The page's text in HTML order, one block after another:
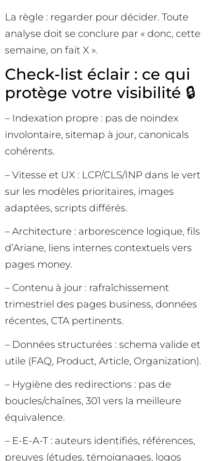
La règle : regarder pour décider. Toute
analyse doit se conclure par « donc, cette
semaine, on fait X ».
Check-list éclair : ce qui
protège votre visibilité 🔒
– Indexation propre : pas de noindex
involontaire, sitemap à jour, canonicals
cohérents.
– Vitesse et UX : LCP/CLS/INP dans le vert
sur les modèles prioritaires, images
adaptées, scripts différés.
– Architecture : arborescence logique, fils
d’Ariane, liens internes contextuels vers
pages money.
– Contenu à jour : rafraîchissement
trimestriel des pages business, données
récentes, CTA pertinents.
– Données structurées : schema valide et
utile (FAQ, Product, Article, Organization).
– Hygiène des redirections : pas de
boucles/chaînes, 301 vers la meilleure
équivalence.
– E-E-A-T : auteurs identifiés, références,
preuves (études, témoignages, logos